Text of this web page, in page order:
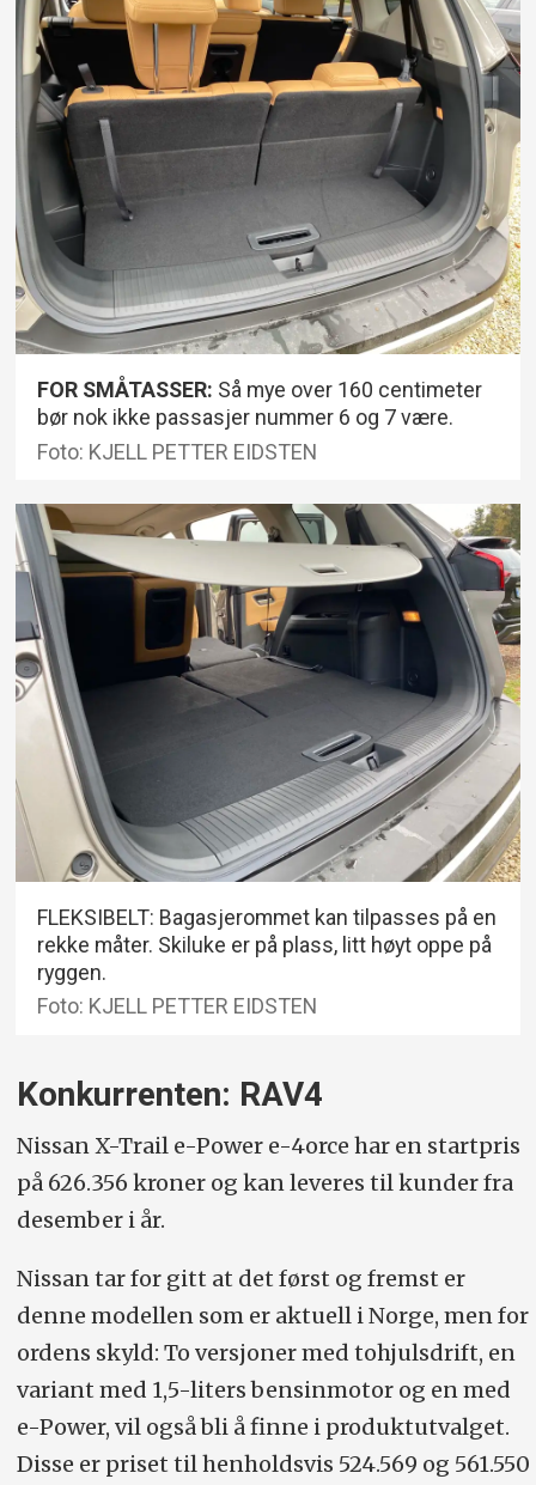
FOR SMÅTASSER: Så mye over 160 centimeter
bør nok ikke passasjer nummer 6 og 7 være.
Foto: KJELL PETTER EIDSTEN
FLEKSIBELT: Bagasjerommet kan tilpasses på en
rekke måter. Skiluke er på plass, litt høyt oppe på
ryggen.
Foto: KJELL PETTER EIDSTEN
Konkurrenten: RAV4
Nissan X-Trail e-Power e-4orce har en startpris
på 626.356 kroner og kan leveres til kunder fra
desember i år.
Nissan tar for gitt at det først og fremst er
denne modellen som er aktuell i Norge, men for
ordens skyld: To versjoner med tohjulsdrift, en
variant med 1,5-liters bensinmotor og en med
e-Power, vil også bli å finne i produktutvalget.
Disse er priset til henholdsvis 524.569 og 561.550